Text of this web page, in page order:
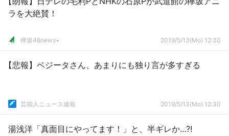
ラを大絶賛！
欅坂46news+ 2019/5/13(Mo) 12:30
【悲報】ベジータさん、あまりにも独り言が多すぎる
芸能人ニュース速報 2019/5/13(Mo) 12:30
湯浅洋「真面目にやってます！」と、半ギレか…?!